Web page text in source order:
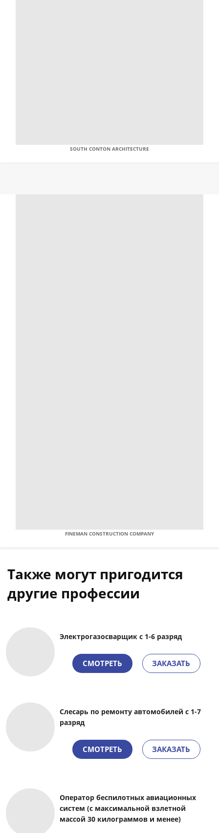
SOUTH CONTON ARCHITECTURE
FINEMAN CONSTRUCTION COMPANY
Также могут пригодится
другие профессии
Электрогазосварщик с 1-6 разряд
СМОТРЕТЬ ЗАКАЗАТЬ
Слесарь по ремонту автомобилей с 1-7
разряд
СМОТРЕТЬ ЗАКАЗАТЬ
Оператор беспилотных авиационных
систем (с максимальной взлетной
массой 30 килограммов и менее)